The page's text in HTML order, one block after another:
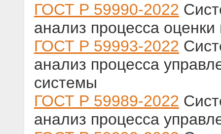
ГОСТ Р 59990-2022
анализ процесса оценки
ГОСТ Р 59993-2022
анализ процесса
системы
ГОСТ Р 59989-2022
анализ процесса